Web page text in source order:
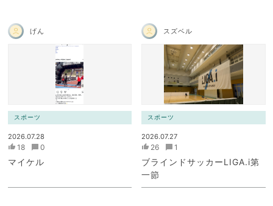
げん
スポーツ
2026.07.28
18 0
マイケル
スズベル
スポーツ
2026.07.27
26 1
ブラインドサッカーLIGA.i第
一節